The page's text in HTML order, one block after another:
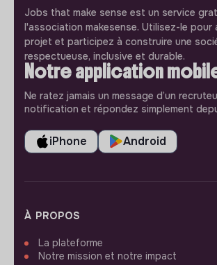
Jobs that make sense est un service
l'association makesense. Utilisez-le pour
projet et participez à construire une
respectueuse, inclusive et durable.
Notre application
Ne ratez jamais un message d’un
notification et répondez simplement
iPhone Android
À PROPOS
La plateforme
Notre mission et notre impact